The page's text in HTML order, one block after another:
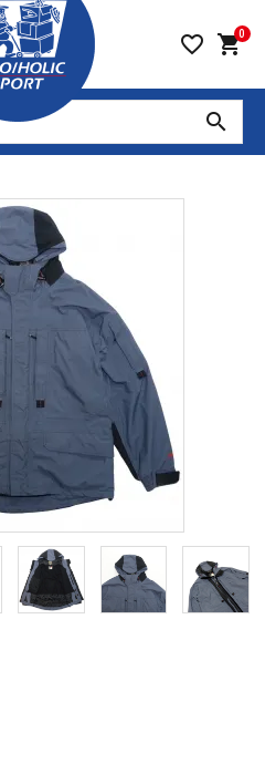
favorite_border 0
shopping_cart
search